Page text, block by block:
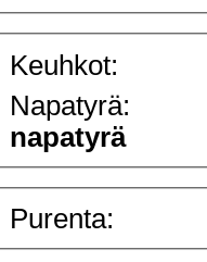
Keuhkot:
Napatyrä:
napatyrä
Purenta: